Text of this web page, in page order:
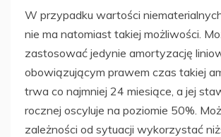
W przypadku wartości
nie ma natomiast takiej możliwości.
zastosować jedynie amortyzację
obowiązującym prawem czas takiej
trwa co najmniej 24 miesiące, a jej
rocznej oscyluje na poziomie 50%.
zależności od sytuacji wykorzystać